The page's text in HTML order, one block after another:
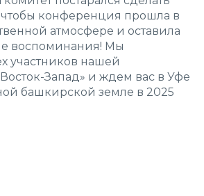
конференция прошла в
атмосфере и оставила
воспоминания! Мы
участников нашей
Запад» и ждем вас в Уфе
башкирской земле в 2025